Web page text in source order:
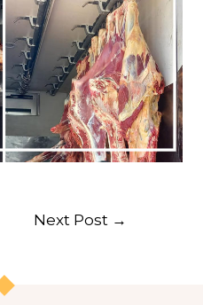
Next Post →